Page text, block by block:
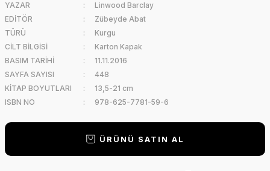
YAZAR
Linwood Barclay
EDİTÖR
Zübeyde Abat
TÜRÜ
Kurgu
CİLT BİLGİSİ
Karton Kapak
BASIM TARİHİ
11.11.2016
SAYFA SAYISI
448
KİTAP BOYUTLARI
13,5-21 cm
ISBN NO
978-625-7781-59-6
ÜRÜNÜ SATIN AL